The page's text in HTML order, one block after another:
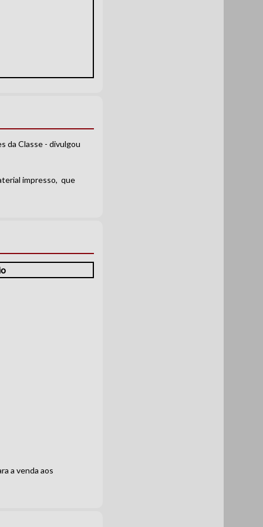
da Classe - divulgou
impresso, que
a venda aos